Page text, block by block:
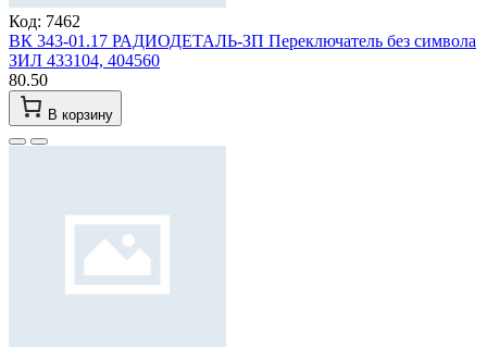
Код: 7462
ВК 343-01.17 РАДИОДЕТАЛЬ-ЗП Переключатель без символа
ЗИЛ 433104, 404560
80.50
В корзину